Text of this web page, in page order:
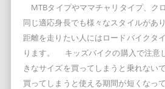
MTBタイプやママチャリタイプ、ク
同じ適応身長でも様々なスタイルが
距離を走りたい人にはロードバイクタ
ります。 キッズバイクの購入で注意
きなサイズを買ってしまうと乗れない
買ってしまうと使える期間が短くな